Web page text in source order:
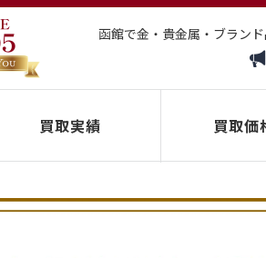
函館で金・貴金属・ブラン
買取実績 買取価